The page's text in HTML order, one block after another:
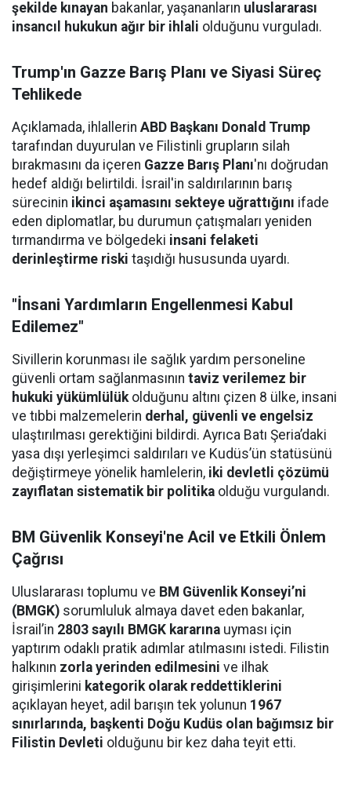
şekilde kınayan bakanlar, yaşananların uluslararası
insancıl hukukun ağır bir ihlali olduğunu vurguladı.
Trump'ın Gazze Barış Planı ve Siyasi Süreç
Tehlikede
Açıklamada, ihlallerin ABD Başkanı Donald Trump
tarafından duyurulan ve Filistinli grupların silah
bırakmasını da içeren Gazze Barış Planı'nı doğrudan
hedef aldığı belirtildi. İsrail'in saldırılarının barış
sürecinin ikinci aşamasını sekteye uğrattığını ifade
eden diplomatlar, bu durumun çatışmaları yeniden
tırmandırma ve bölgedeki insani felaketi
derinleştirme riski taşıdığı hususunda uyardı.
"İnsani Yardımların Engellenmesi Kabul
Edilemez"
Sivillerin korunması ile sağlık yardım personeline
güvenli ortam sağlanmasının taviz verilemez bir
hukuki yükümlülükolduğunu altını çizen 8 ülke, insani
ve tıbbi malzemelerin derhal, güvenli ve engelsiz
ulaştırılması gerektiğini bildirdi. Ayrıca Batı Şeria’daki
yasa dışı yerleşimci saldırıları ve Kudüs’ün statüsünü
değiştirmeye yönelik hamlelerin, iki devletli çözümü
zayıflatan sistematik bir politika olduğu vurgulandı.
BM Güvenlik Konseyi'ne Acil ve Etkili Önlem
Çağrısı
Uluslararası toplumu ve BM Güvenlik Konseyi’ni
(BMGK) sorumluluk almaya davet eden bakanlar,
İsrail’in 2803 sayılı BMGK kararına uyması için
yaptırım odaklı pratik adımlar atılmasını istedi. Filistin
halkının zorla yerinden edilmesini ve ilhak
girişimlerini kategorik olarak reddettiklerini
açıklayan heyet, adil barışın tek yolunun 1967
sınırlarında, başkenti Doğu Kudüs olan bağımsız bir
Filistin Devleti olduğunu bir kez daha teyit etti.